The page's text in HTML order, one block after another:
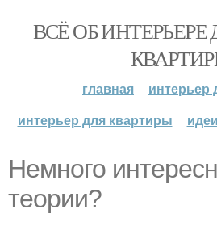
ВСЁ ОБ
главная
интерьер
интерьер для квартиры
Немного
теории?